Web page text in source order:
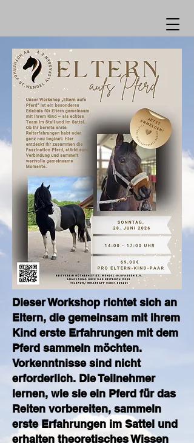
Dieser Workshop richtet sich an
Eltern, die gemeinsam mit ihrem
Kind erste Erfahrungen mit dem
Pferd sammeln möchten.
Vorkenntnisse sind nicht
erforderlich. Die Teilnehmer
lernen, wie sie ein Pferd für das
Reiten vorbereiten, sammeln
erste Erfahrungen im Sattel und
erhalten theoretisches Wissen